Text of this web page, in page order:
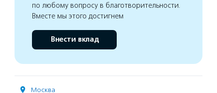
по любому вопросу в благотворительности.
Вместе мы этого достигнем
Внести вклад
Москва